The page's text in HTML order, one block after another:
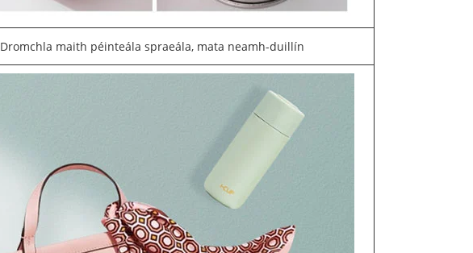
Dromchla maith péinteála spraeála, mata neamh-duillín